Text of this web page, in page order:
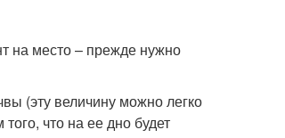
на место – прежде нужно
(эту величину можно легко
что на ее дно будет